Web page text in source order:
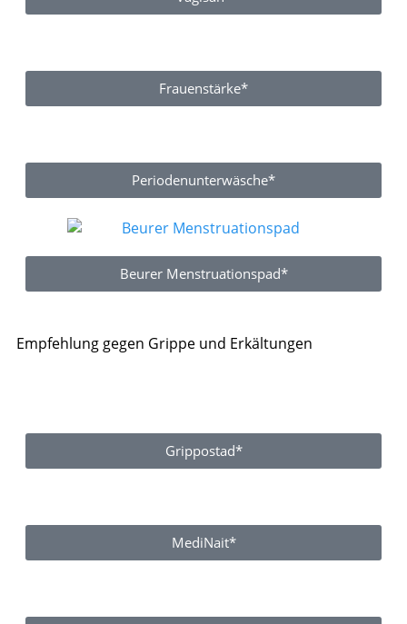
Frauenstärke*
Periodenunterwäsche*
Beurer Menstruationspad*
Empfehlung gegen Grippe und Erkältungen
Grippostad*
MediNait*